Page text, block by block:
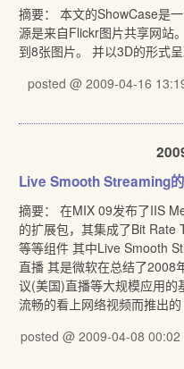
摘要： 本文的ShowCase是
源是来自Flickr图片共享网站
到8张图片。 并以3D的形式
posted @ 2009-04-16
Live Smooth Streaming
摘要： 在MIX 09发布了IIS
的扩展包，其集成了Bit
等等组件 其中Live Smooth
直播 其是微软在总结了2008
议(美国)直播等大规模应用
流畅的看上网络视频而推出的
posted @ 2009-04-08 00:02